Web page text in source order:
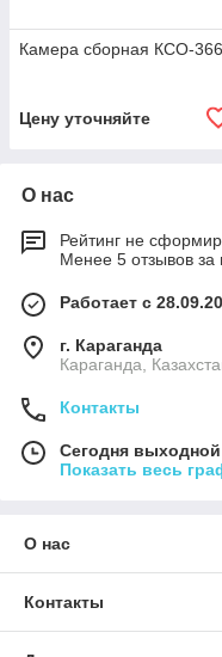
Камера сборная КСО-366
Цену уточняйте
О нас
Рейтинг не
Менее 5 отзывов за
Работает с
г. Караганда
Караганда,
Контакты
Сегодня выходной
Показать весь
О нас
Контакты